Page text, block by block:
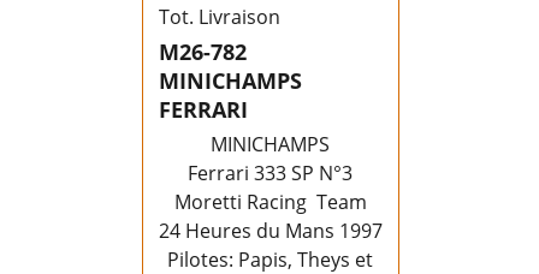
Tot. Livraison
M26-782
MINICHAMPS
FERRARI
MINICHAMPS
Ferrari 333 SP N°3
Moretti Racing Team
24 Heures du Mans 1997
Pilotes: Papis, Theys et